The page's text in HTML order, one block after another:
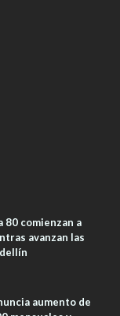
comienzan a
avanzan las
aumento de